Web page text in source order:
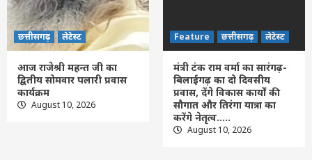
4
दिवसीय प्रवास, देंगे विकास कार्यों की सौगात और
तिरंगा यात्रा का करेंगे नेतृत्व…..
5
Feature छत्तीसगढ़
वन्यजीव तस्करों पर कड़ी कार्रवाई, सांभर शिकार
मामले में 3 आरोपी गिरफ्तार, भेजे गए जेल
छत्तीसगढ़ लेटेस्ट
आज राजेश्री महन्त जी का
द्वितीय सोमवार पलारी प्रवास
कार्यक्रम
August 10, 2026
Feature छत्तीसगढ़ लेटेस्ट
मंत्री टंक राम वर्मा का सारंगढ़-
बिलाईगढ़ का दो दिवसीय
प्रवास, देंगे विकास कार्यों की
सौगात और तिरंगा यात्रा का
करेंगे नेतृत्व…..
August 10, 2026